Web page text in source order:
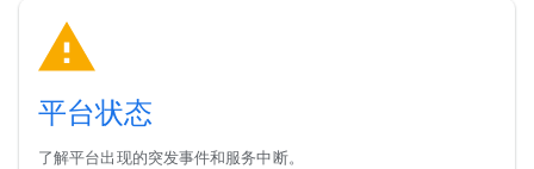
平台状态
了解平台出现的突发事件和服务中断。